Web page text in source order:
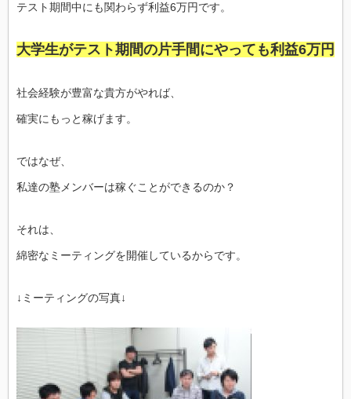
テスト期間中にも関わらず利益6万円です。
大学生がテスト期間の片手間にやっても利益6万円
社会経験が豊富な貴方がやれば、
確実にもっと稼げます。
ではなぜ、
私達の塾メンバーは稼ぐことができるのか？
それは、
綿密なミーティングを開催しているからです。
↓ミーティングの写真↓